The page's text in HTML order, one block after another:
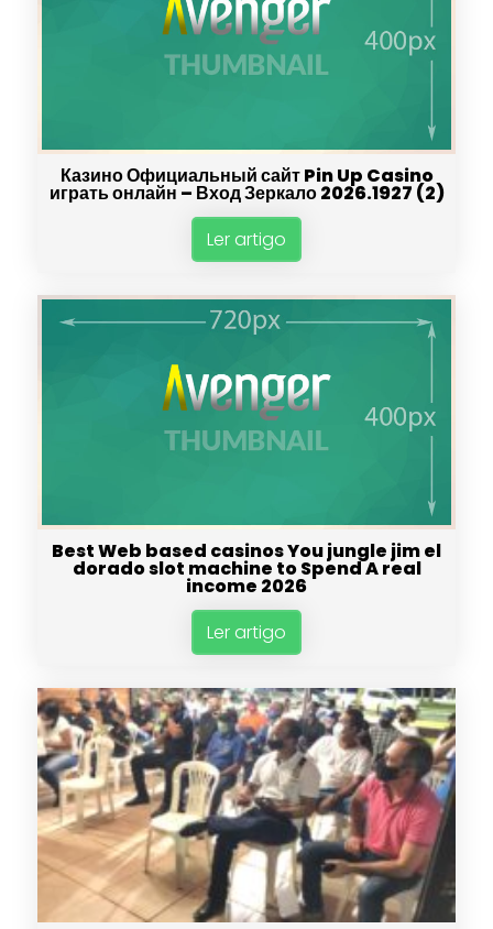
Казино Официальный сайт Pin Up Casino
играть онлайн – Вход Зеркало 2026.1927 (2)
Ler artigo
Best Web based casinos You jungle jim el
dorado slot machine to Spend A real
income 2026
Ler artigo